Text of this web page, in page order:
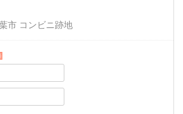
市 コンビニ跡地